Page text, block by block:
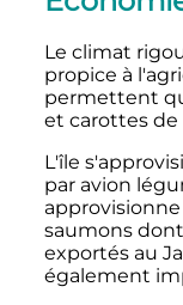
Le climat
propice à
permettent
et carottes de
L'île
par avion
saumons
exportés au
également